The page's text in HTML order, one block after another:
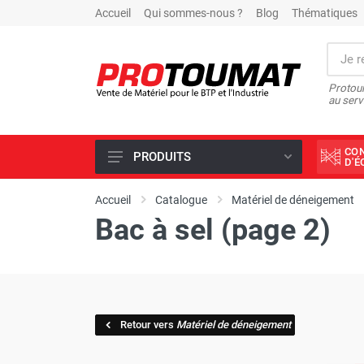
Accueil Qui sommes-nous ? Blog Thématiques
au
PROMOTIONS D'USINE
OUTILS DIAMANT
MALAXEUR
PRODUITS
Accueil Catalogue Matériel de déneigement
Bac à sel (page 2)
Retour vers Matériel de déneigement